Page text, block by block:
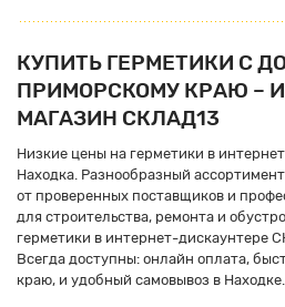
КУПИТЬ ГЕРМЕТИКИ С
ПРИМОРСКОМУ КРАЮ –
МАГАЗИН СКЛАД13
Низкие цены на герметики в
Находка. Разнообразный
от проверенных поставщиков и
для строительства, ремонта и
герметики в интернет-дискаунтере
Всегда доступны: онлайн оплата,
краю, и удобный самовывоз в Находке.